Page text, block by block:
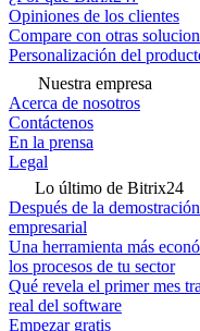
Opiniones de los clientes
Compare con otras
Personalización del
Nuestra empresa
Acerca de nosotros
Contáctenos
En la prensa
Legal
Lo último de Bitrix24
Después de la
empresarial
Una herramienta más
los procesos de tu sector
Qué revela el primer mes
real del software
Empezar gratis